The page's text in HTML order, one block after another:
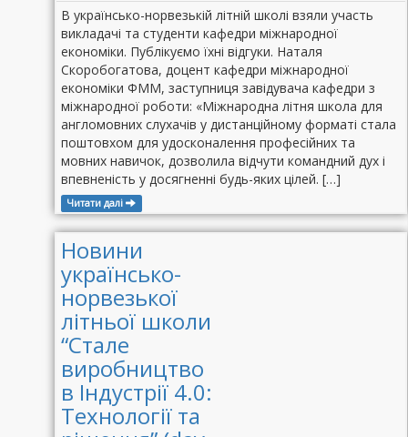
В українсько-норвезькій літній школі взяли участь
викладачі та студенти кафедри міжнародної
економіки. Публікуємо їхні відгуки. Наталя
Скоробогатова, доцент кафедри міжнародної
економіки ФММ, заступниця завідувача кафедри з
міжнародної роботи: «Міжнародна літня школа для
англомовних слухачів у дистанційному форматі стала
поштовхом для удосконалення професійних та
мовних навичок, дозволила відчути командний дух і
впевненість у досягненні будь-яких цілей. […]
Читати далі
Новини
українсько-
норвезької
літньої школи
“Стале
виробництво
в Індустрії 4.0:
Технології та